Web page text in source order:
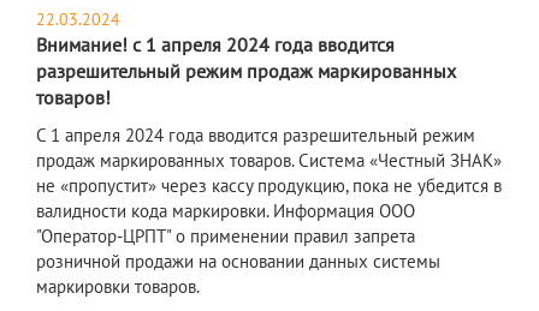
22.03.2024
Внимание! с 1 апреля 2024 года вводится
разрешительный режим продаж маркированных
товаров!
С 1 апреля 2024 года вводится разрешительный режим
продаж маркированных товаров. Система «Честный ЗНАК»
не «пропустит» через кассу продукцию, пока не убедится в
валидности кода маркировки. Информация ООО
"Оператор-ЦРПТ" о применении правил запрета
розничной продажи на основании данных системы
маркировки товаров.